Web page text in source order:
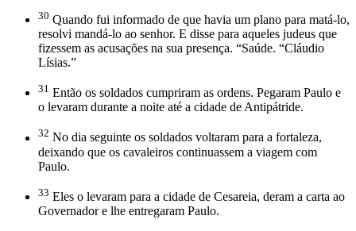
30 Quando fui informado de que havia um plano para matá-lo,
resolvi mandá-lo ao senhor. E disse para aqueles judeus que
fizessem as acusações na sua presença. “Saúde. “Cláudio
Lísias.”
31 Então os soldados cumpriram as ordens. Pegaram Paulo e
o levaram durante a noite até a cidade de Antipátride.
32 No dia seguinte os soldados voltaram para a fortaleza,
deixando que os cavaleiros continuassem a viagem com
Paulo.
33 Eles o levaram para a cidade de Cesareia, deram a carta ao
Governador e lhe entregaram Paulo.